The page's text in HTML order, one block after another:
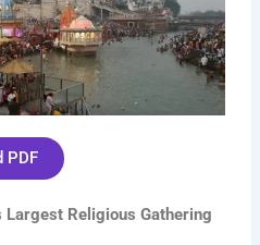
PDF
Largest Religious Gathering